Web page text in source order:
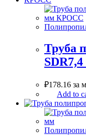
Труба
₽178.16 за
Add to